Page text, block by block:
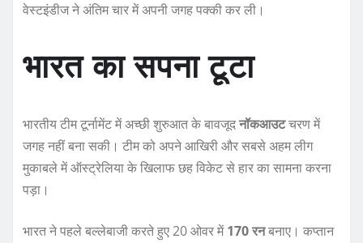
वेस्टइंडीज ने अंतिम चार में अपनी जगह पक्की कर ली।
भारत का सपना टूटा
भारतीय टीम टूर्नामेंट में अच्छी शुरुआत के बावजूदनॉकआउटचरण में
जगह नहीं बना सकी। टीम को अपने आखिरी और सबसे अहम लीग
मुकाबले में ऑस्ट्रेलिया के खिलाफ छह विकेट से हार का सामना करना
पड़ा।
भारत ने पहले बल्लेबाजी करते हुए 20 ओवर में170 रनबनाए। कप्तान